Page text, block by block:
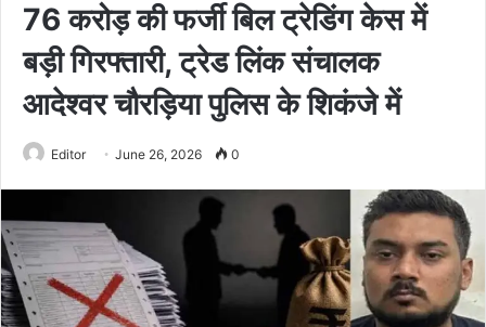
76 करोड़ की फर्जी बिल ट्रेडिंग केस में
बड़ी गिरफ्तारी, ट्रेड लिंक संचालक
आदेश्वर चौरड़िया पुलिस के शिकंजे में
Editor June 26, 2026 0